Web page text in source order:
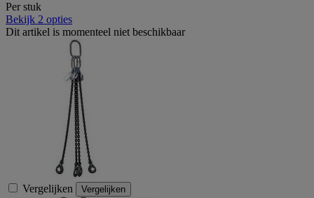
Per stuk
Bekijk 2 opties
Dit artikel is momenteel niet beschikbaar
Vergelijken Vergelijken